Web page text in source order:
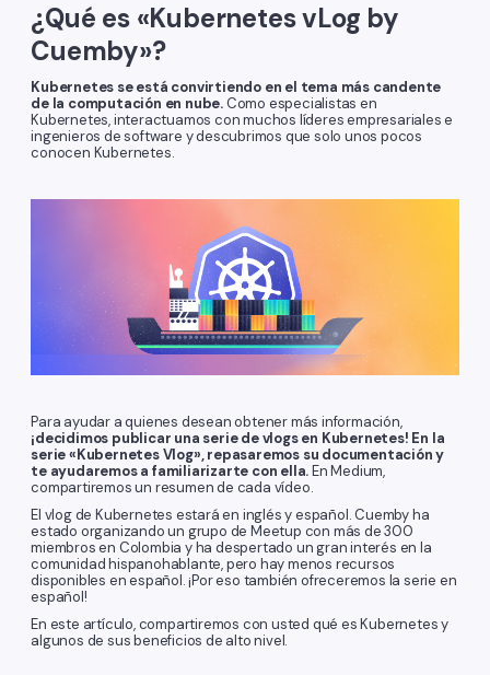
¿Qué es «Kubernetes vLog by
Cuemby»?
Kubernetes se está convirtiendo en el tema más candente
de la computación en nube. Como especialistas en
Kubernetes, interactuamos con muchos líderes empresariales e
ingenieros de software y descubrimos que solo unos pocos
conocen Kubernetes.
Para ayudar a quienes desean obtener más información,
¡decidimos publicar una serie de vlogs en Kubernetes! En la
serie «Kubernetes Vlog», repasaremos su documentación y
te ayudaremos a familiarizarte con ella.En Medium,
compartiremos un resumen de cada vídeo.
El vlog de Kubernetes estará en inglés y español. Cuemby ha
estado organizando un grupo de Meetup con más de 300
miembros en Colombia y ha despertado un gran interés en la
comunidad hispanohablante, pero hay menos recursos
disponibles en español. ¡Por eso también ofreceremos la serie en
español!
En este artículo, compartiremos con usted qué es Kubernetes y
algunos de sus beneficios de alto nivel.